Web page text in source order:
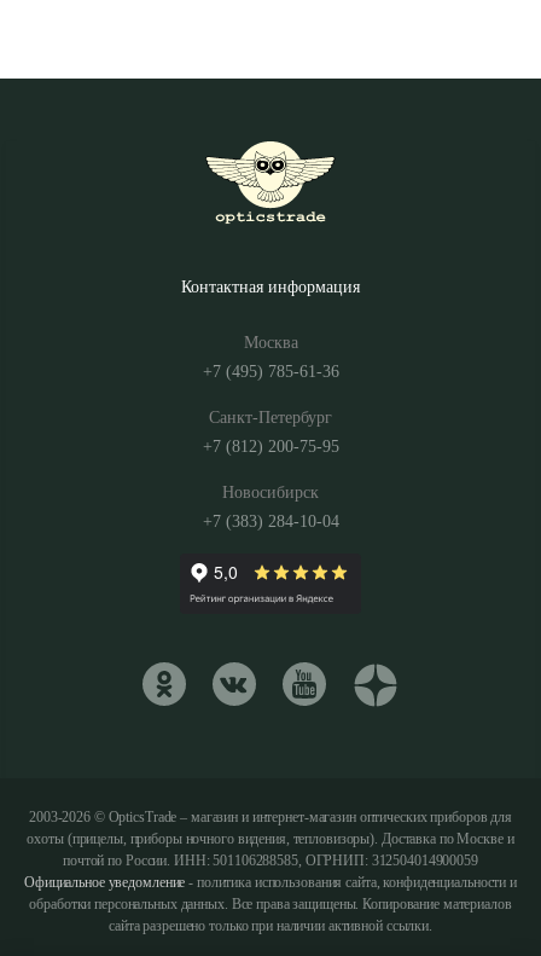
Контактная информация
Москва
+7 (495) 785-61-36
Санкт-Петербург
+7 (812) 200-75-95
Новосибирск
+7 (383) 284-10-04
2003-2026 © OpticsTrade – магазин и интернет-магазин оптических приборов для
охоты (прицелы, приборы ночного видения, тепловизоры). Доставка по Москве и
почтой по России. ИНН: 501106288585, ОГРНИП: 312504014900059
Официальное уведомление - политика использования сайта, конфиденциальности и
обработки персональных данных. Все права защищены. Копирование материалов
сайта разрешено только при наличии активной ссылки.